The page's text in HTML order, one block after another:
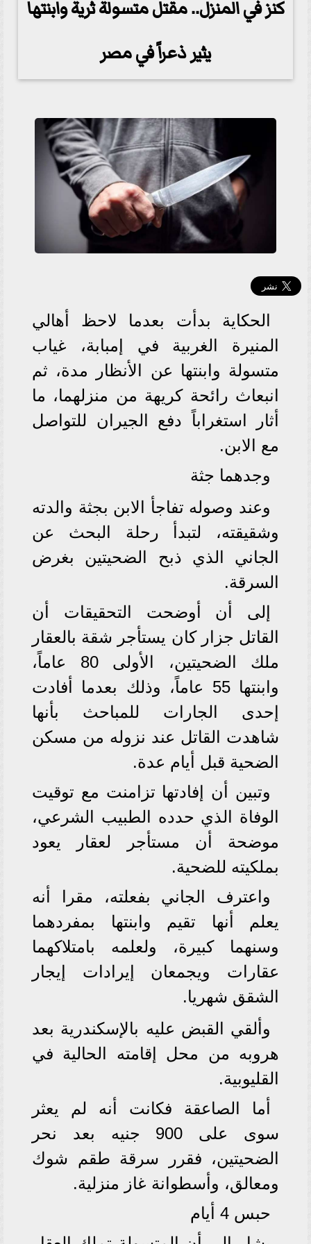
كنز في المنزل.. مقتل متسولة ثرية وابنتها
يثير ذعراً في مصر
الحكاية بدأت بعدما لاحظ أهالي
المنيرة الغربية في إمبابة، غياب
متسولة وابنتها عن الأنظار مدة، ثم
انبعاث رائحة كريهة من منزلهما، ما
أثار استغراباً دفع الجيران للتواصل
مع الابن.
وجدهما جثة
وعند وصوله تفاجأ الابن بجثة والدته
وشقيقته، لتبدأ رحلة البحث عن
الجاني الذي ذبح الضحيتين بغرض
السرقة.
إلى أن أوضحت التحقيقات أن
القاتل جزار كان يستأجر شقة بالعقار
ملك الضحيتين، الأولى 80 عاماً،
وابنتها 55 عاماً، وذلك بعدما أفادت
إحدى الجارات للمباحث بأنها
شاهدت القاتل عند نزوله من مسكن
الضحية قبل أيام عدة.
وتبين أن إفادتها تزامنت مع توقيت
الوفاة الذي حدده الطبيب الشرعي،
موضحة أن مستأجر لعقار يعود
بملكيته للضحية.
واعترف الجاني بفعلته، مقرا أنه
يعلم أنها تقيم وابنتها بمفردهما
وسنهما كبيرة، ولعلمه بامتلاكهما
عقارات ويجمعان إيرادات إيجار
الشقق شهريا.
وألقي القبض عليه بالإسكندرية بعد
هروبه من محل إقامته الحالية في
القليوبية.
أما الصاعقة فكانت أنه لم يعثر
سوى على 900 جنيه بعد نحر
الضحيتين، فقرر سرقة طقم شوك
ومعالق، وأسطوانة غاز منزلية.
حبس 4 أيام